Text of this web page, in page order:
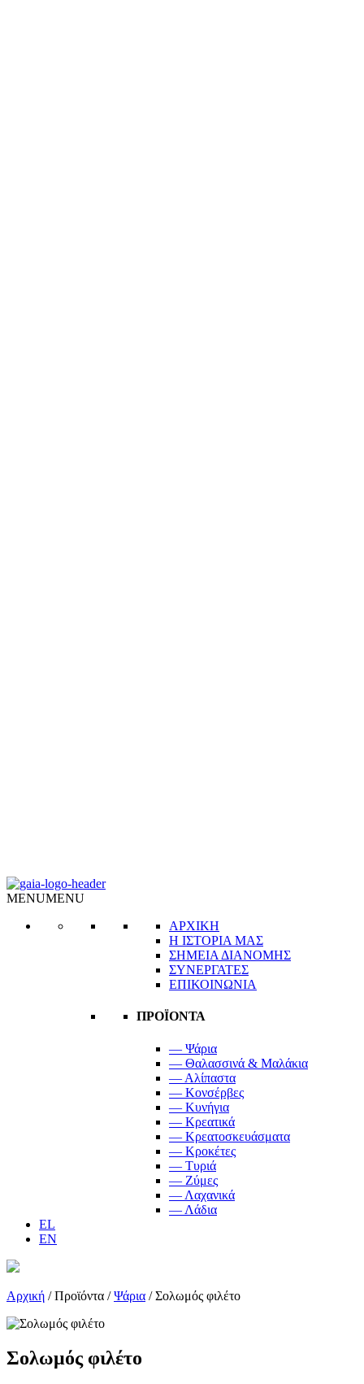
MENUMENU
ΑΡΧΙΚΗ
Η ΙΣΤΟΡΙΑ ΜΑΣ
ΣΗΜΕΙΑ ΔΙΑΝΟΜΗΣ
ΣΥΝΕΡΓΑΤΕΣ
ΕΠΙΚΟΙΝΩΝΙΑ
ΠΡΟΪΟΝΤΑ
— Ψάρια
— Θαλασσινά & Μαλάκια
— Αλίπαστα
— Κονσέρβες
— Κυνήγια
— Κρεατικά
— Κρεατοσκευάσματα
— Κροκέτες
— Τυριά
— Ζύμες
— Λαχανικά
— Λάδια
EL
EN
Αρχική /Προϊόντα /Ψάρια /Σολωμός φιλέτο
Σολωμός φιλέτο